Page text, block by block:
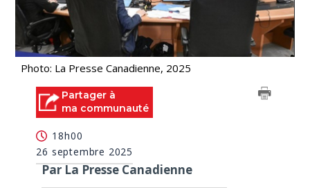
Photo: La Presse Canadienne, 2025
Partager à
ma communauté
18h00
26 septembre 2025
Par La Presse Canadienne